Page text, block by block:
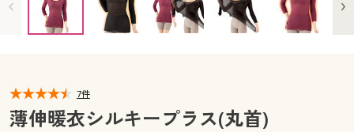
カタログ無料プレゼント
マイページ
会員メニュー
閲覧履歴 7件
薄伸暖衣シルキープラス(丸首)